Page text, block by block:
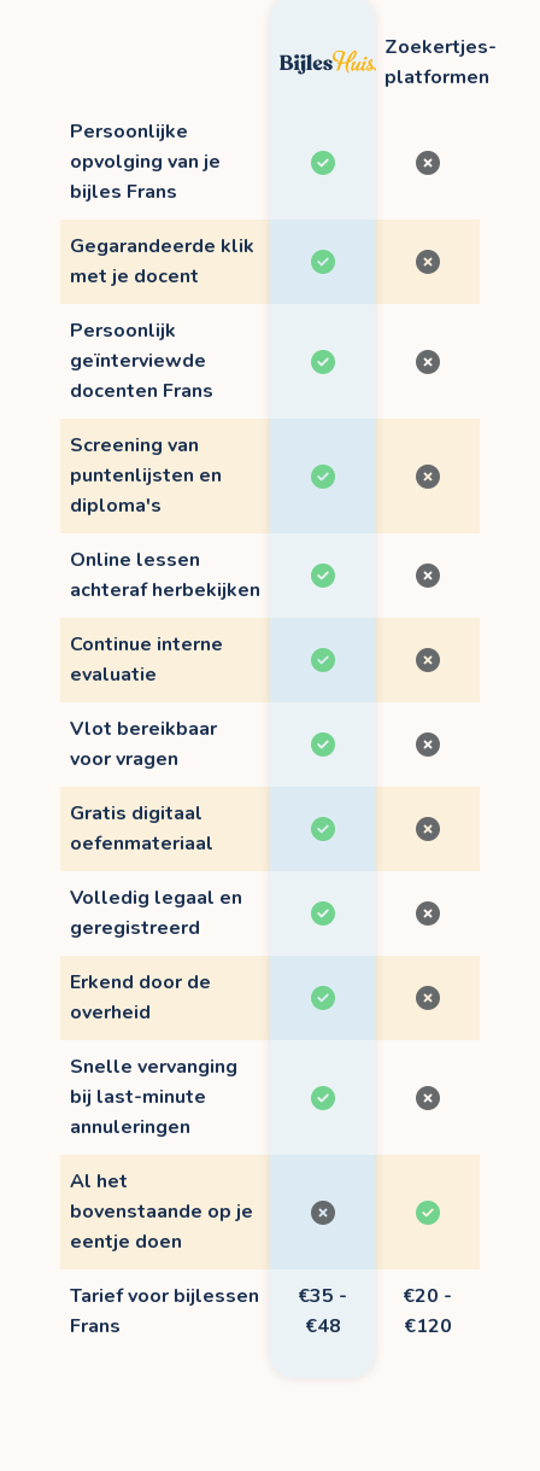
Zoekertjes-
platformen
Persoonlijke
opvolging van je
bijles Frans
Gegarandeerde klik
met je docent
Persoonlijk
geïnterviewde
docenten Frans
Screening van
puntenlijsten en
diploma's
Online lessen
achteraf herbekijken
Continue interne
evaluatie
Vlot bereikbaar
voor vragen
Gratis digitaal
oefenmateriaal
Volledig legaal en
geregistreerd
Erkend door de
overheid
Snelle vervanging
bij last-minute
annuleringen
Al het
bovenstaande op je
eentje doen
Tarief voor bijlessen
Frans
€35 -
€48
€20 -
€120